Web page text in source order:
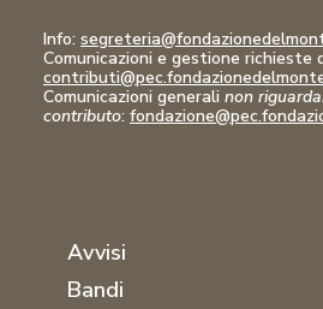
Info:
Comunicazioni e gestione richieste
Comunicazioni generali non
contributo:
Avvisi
Bandi